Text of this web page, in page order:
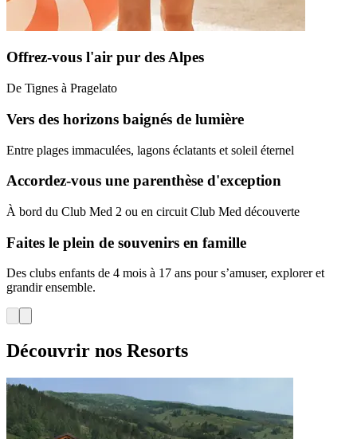
Offrez-vous l'air pur des Alpes
De Tignes à Pragelato
Vers des horizons baignés de lumière
Entre plages immaculées, lagons éclatants et soleil éternel
Accordez-vous une parenthèse d'exception
À bord du Club Med 2 ou en circuit Club Med découverte
Faites le plein de souvenirs en famille
Des clubs enfants de 4 mois à 17 ans pour s’amuser, explorer et
grandir ensemble.
Découvrir nos Resorts